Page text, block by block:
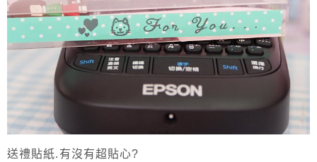
送禮貼紙.有沒有超貼心?